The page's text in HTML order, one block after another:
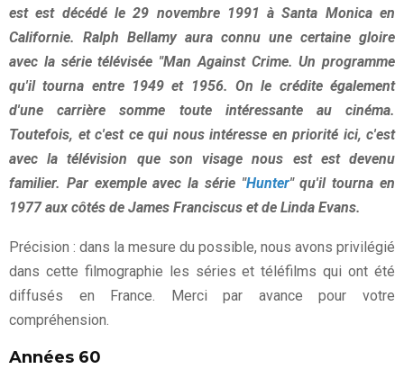
est est décédé le 29 novembre 1991 à Santa Monica en
Californie. Ralph Bellamy aura connu une certaine gloire
avec la série télévisée "Man Against Crime. Un programme
qu'il tourna entre 1949 et 1956. On le crédite également
d'une carrière somme toute intéressante au cinéma.
Toutefois, et c'est ce qui nous intéresse en priorité ici, c'est
avec la télévision que son visage nous est est devenu
familier. Par exemple avec la série "Hunter" qu'il tourna en
1977 aux côtés de James Franciscus et de Linda Evans.
Précision : dans la mesure du possible, nous avons privilégié
dans cette filmographie les séries et téléfilms qui ont été
diffusés en France. Merci par avance pour votre
compréhension.
Années 60